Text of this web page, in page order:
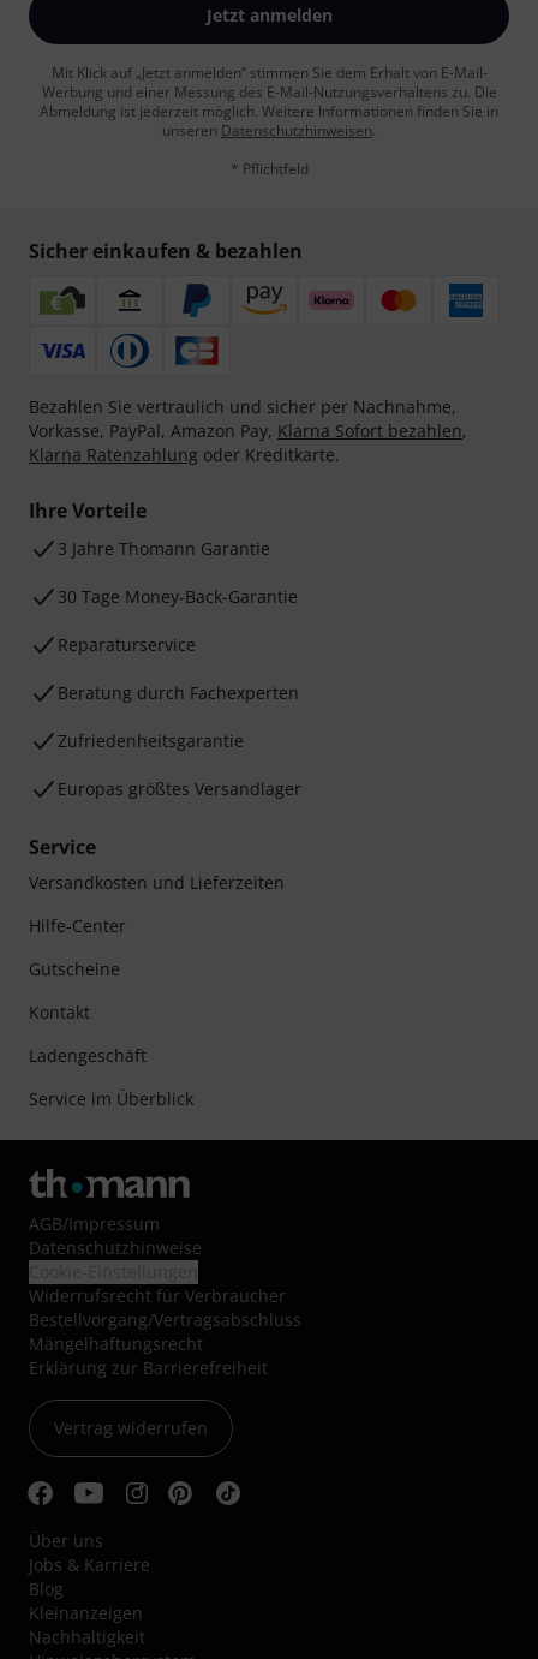
Jetzt anmelden
Mit Klick auf „Jetzt anmelden“ stimmen Sie dem Erhalt von E-Mail-
Werbung und einer Messung des E-Mail-Nutzungsverhaltens zu. Die
Abmeldung ist jederzeit möglich. Weitere Informationen finden Sie in
unseren Datenschutzhinweisen.
* Pflichtfeld
Sicher einkaufen & bezahlen
Bezahlen Sie vertraulich und sicher per Nachnahme,
Vorkasse, PayPal, Amazon Pay, Klarna Sofort bezahlen,
Klarna Ratenzahlung oder Kreditkarte.
Ihre Vorteile
3 Jahre Thomann Garantie
30 Tage Money-Back-Garantie
Reparaturservice
Beratung durch Fachexperten
Zufriedenheitsgarantie
Europas größtes Versandlager
Service
Versandkosten und Lieferzeiten
Hilfe-Center
Gutscheine
Kontakt
Ladengeschäft
Service im Überblick
AGB/Impressum
Datenschutzhinweise
Widerrufsrecht für Verbraucher
Bestellvorgang/Vertragsabschluss
Mängelhaftungsrecht
Erklärung zur Barrierefreiheit
Vertrag widerrufen
Über uns
Jobs & Karriere
Blog
Kleinanzeigen
Nachhaltigkeit